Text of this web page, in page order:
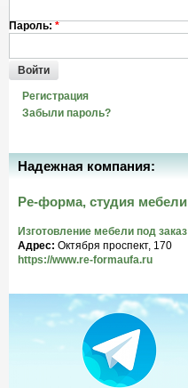
Пароль: *
Войти
Регистрация
Забыли пароль?
Надежная компания:
Ре-форма, студия мебели
Изготовление мебели под заказ
Адрес: Октября проспект, 170
https://www.re-formaufa.ru